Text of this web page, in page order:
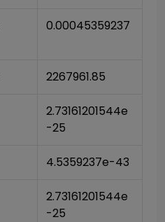
0.00045359237
2267961.85
2.73161201544e
-25
4.5359237e-43
2.73161201544e
-25